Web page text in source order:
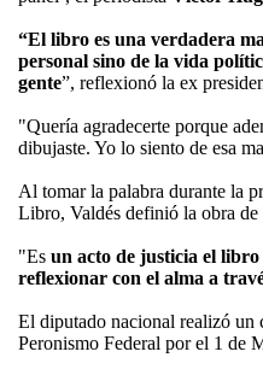
“El libro es una verdadera
personal sino de la vida
gente”, reflexionó la ex
"Quería agradecerte porque
dibujaste. Yo lo siento de esa
Al tomar la palabra durante la
Libro, Valdés definió la obra
"Es un acto de justicia el
reflexionar con el alma a
El diputado nacional realizó un
Peronismo Federal por el 1 de